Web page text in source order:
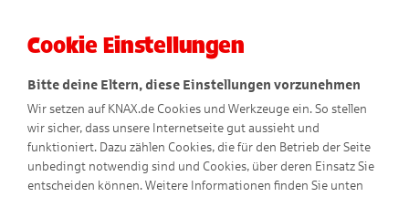
Cookie Einstellungen
Bitte deine Eltern, diese Einstellungen vorzunehmen
Wir setzen auf KNAX.de Cookies und Werkzeuge ein. So stellen
wir sicher, dass unsere Internetseite gut aussieht und
funktioniert. Dazu zählen Cookies, die für den Betrieb der Seite
unbedingt notwendig sind und Cookies, über deren Einsatz Sie
entscheiden können. Weitere Informationen finden Sie unten